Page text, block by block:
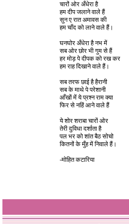
चारों ओर अँधेरा है
हम दीप जलाने वाले हैं
सुन ए रात अमावस की
हम चाँद को लाने वाले हैं।
घनघोर अँधेरा है नभ में
सब ओर छोर भी गुम से हैं
हर मोड़ पे दीपक को रख कर
हम राह दिखाने वाले हैं।
सब तरफ छाई है हैरानी
सब के माथे पे परेशानी
आँखों में ये प्रश्न राम क्या
फिर से नहिं आने वाले हैं
ये शोर शराबा चारों ओर
तेरी दुविधा दर्शाता है
पल भर को शांत बैठ सोचो
कितनों के मुँह में निवाले हैं।
-मोहित कटारिया